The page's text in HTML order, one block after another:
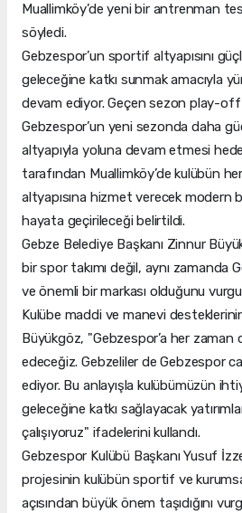
Muallimköy’de yeni bir antrenman
söyledi.
Gebzespor’un sportif altyapısını
geleceğine katkı sunmak amacıyla
devam ediyor. Geçen sezon play-
Gebzespor’un yeni sezonda daha
altyapıyla yoluna devam etmesi
tarafından Muallimköy’de kulübün
altyapısına hizmet verecek modern
hayata geçirileceği belirtildi.
Gebze Belediye Başkanı Zinnur
bir spor takımı değil, aynı zamanda
ve önemli bir markası olduğunu
Kulübe maddi ve manevi
Büyükgöz, "Gebzespor’a her
edeceğiz. Gebzeliler de Gebzespor
ediyor. Bu anlayışla kulübümüzün
geleceğine katkı sağlayacak
çalışıyoruz" ifadelerini kullandı.
Gebzespor Kulübü Başkanı Yusuf
projesinin kulübün sportif ve
açısından büyük önem taşıdığını